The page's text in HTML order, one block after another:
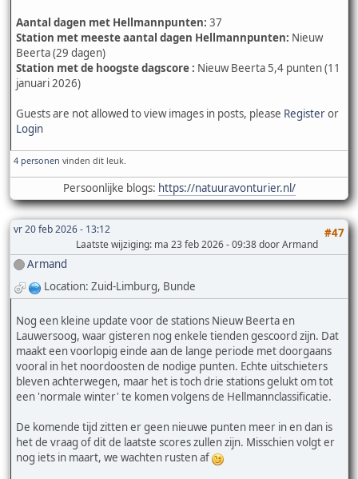
Aantal dagen met Hellmannpunten: 37
Station met meeste aantal dagen Hellmannpunten: Nieuw
Beerta (29 dagen)
Station met de hoogste dagscore : Nieuw Beerta 5,4 punten (11
januari 2026)
Guests are not allowed to view images in posts, please Registeror
Login
4 personen vinden dit leuk.
Persoonlijke blogs: https://natuuravonturier.nl/
vr 20 feb 2026 - 13:12 #47
Laatste wijziging: ma 23 feb 2026 - 09:38 door Armand
Armand
Location: Zuid-Limburg, Bunde
Nog een kleine update voor de stations Nieuw Beerta en
Lauwersoog, waar gisteren nog enkele tienden gescoord zijn. Dat
maakt een voorlopig einde aan de lange periode met doorgaans
vooral in het noordoosten de nodige punten. Echte uitschieters
bleven achterwegen, maar het is toch drie stations gelukt om tot
een 'normale winter' te komen volgens de Hellmannclassificatie.
De komende tijd zitten er geen nieuwe punten meer in en dan is
het de vraag of dit de laatste scores zullen zijn. Misschien volgt er
nog iets in maart, we wachten rusten af